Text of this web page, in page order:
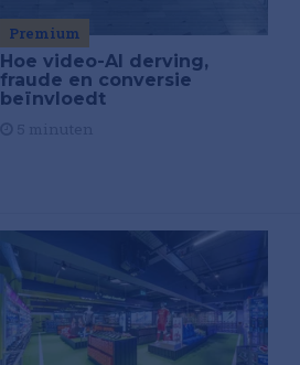
Premium
Hoe video-AI derving,
fraude en conversie
beïnvloedt